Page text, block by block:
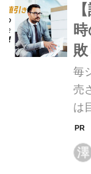
勤
ク
や
ま
い
い
こ
そ
変
毎
売
は
能
を
購
澤